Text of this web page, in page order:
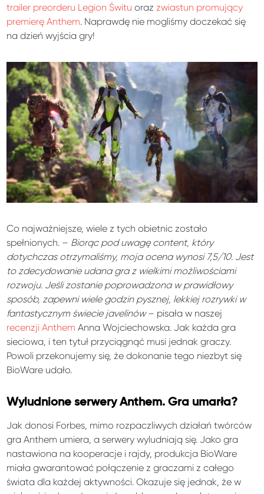
trailer preorderu Legion Świtu oraz zwiastun promujący
premierę Anthem. Naprawdę nie mogliśmy doczekać się
na dzień wyjścia gry!
Co najważniejsze, wiele z tych obietnic zostało
spełnionych. – Biorąc pod uwagę content, który
dotychczas otrzymaliśmy, moja ocena wynosi 7,5/10. Jest
to zdecydowanie udana gra z wielkimi możliwościami
rozwoju. Jeśli zostanie poprowadzona w prawidłowy
sposób, zapewni wiele godzin pysznej, lekkiej rozrywki w
fantastycznym świecie javelinów– pisała w naszej
recenzji Anthem Anna Wojciechowska. Jak każda gra
sieciowa, i ten tytuł przyciągnąć musi jednak graczy.
Powoli przekonujemy się, że dokonanie tego niezbyt się
BioWare udało.
Wyludnione serwery Anthem. Gra umarła?
Jak donosi Forbes, mimo rozpaczliwych działań twórców
gra Anthem umiera, a serwery wyludniają się. Jako gra
nastawiona na kooperacje i rajdy, produkcja BioWare
miała gwarantować połączenie z graczami z całego
świata dla każdej aktywności. Okazuje się jednak, że w